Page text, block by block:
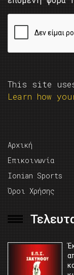
This site
Learn how
Αρχική
Επικοινωνία
Ionian Sports
Όροι Χρήσης